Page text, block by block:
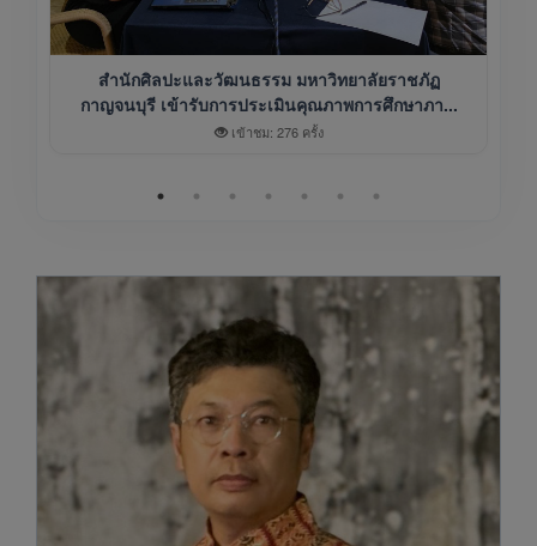
สำนักศิลปะและวัฒนธรรม มหาวิทยาลัยราชภัฏ
กาญจนบุรี เข้ารับการประเมินคุณภาพการศึกษาภา...
เข้าชม: 276 ครั้ง